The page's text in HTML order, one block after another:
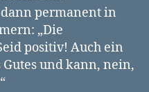
dann permanent in
„Die
positiv! Auch ein
Gutes und kann, nein,